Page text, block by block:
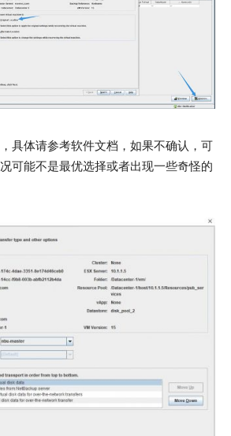
具体请参考软件文档，如果不确认，可
可能不是最优选择或者出现一些奇怪的